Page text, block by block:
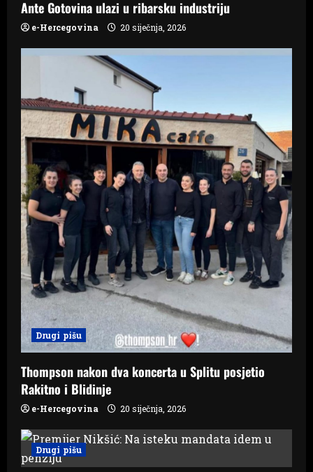
n
Ante Gotovina ulazi u ribarsku industriju
e-Hercegovina 20 siječnja, 2026
Drugi pišu
Thompson nakon dva koncerta u Splitu posjetio
Rakitno i Blidinje
e-Hercegovina 20 siječnja, 2026
Drugi pišu